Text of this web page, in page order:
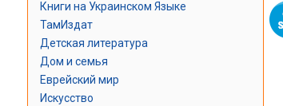
Книги на Украинском Языке
ТамИздат
Детская литература
Дом и семья
Еврейский мир
Искусство